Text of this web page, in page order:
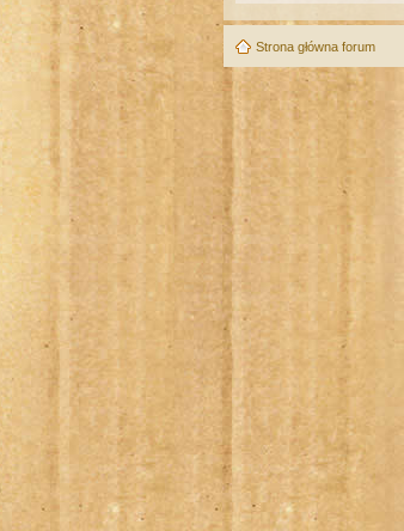
Strona główna forum